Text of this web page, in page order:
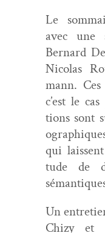
Le
avec une
Bernard
Nico­las
mann.
c’est le
tions sont
qui
tude de
Un
Chizy et